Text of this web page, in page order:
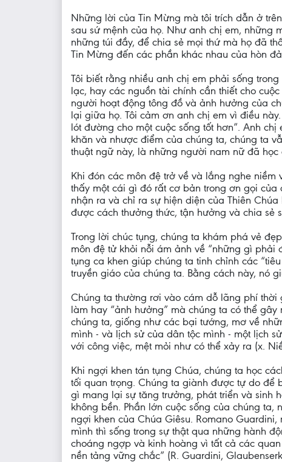
Những lời của Tin Mừng mà tôi trích dẫn ở
sau sứ mệnh của họ. Như anh chị em, những
những túi đầy, để chia sẻ mọi thứ mà họ đã
Tin Mừng đến các phần khác nhau của hòn
Tôi biết rằng nhiều anh chị em phải sống
lạc, hay các nguồn tài chính cần thiết cho
người hoạt động tông đồ và ảnh hưởng của
lại giữa họ. Tôi cảm ơn anh chị em vì điều
lót đường cho một cuộc sống tốt hơn”. Anh
khăn và nhược điểm của chúng ta, chúng ta
thuật ngữ này, là những người nam nữ đã
Khi đón các môn đệ trở về và lắng nghe
thấy một cái gì đó rất cơ bản trong ơn gọi
nhận ra và chỉ ra sự hiện diện của Thiên
được cách thưởng thức, tận hưởng và chia sẻ
Trong lời chúc tụng, chúng ta khám phá vẻ
môn đệ tử khỏi nỗi ám ảnh về “những gì phải
tụng ca khen giúp chúng ta tinh chỉnh các
truyền giáo của chúng ta. Bằng cách này, nó
Chúng ta thường rơi vào cám dỗ lãng phí thời
làm hay “ảnh hưởng” mà chúng ta có thể
chúng ta, giống như các bại tướng, mơ về
mình - và lịch sử của dân tộc mình - một lịch
với công việc, mệt mỏi như có thể xảy ra (x.
Khi ngợi khen tán tụng Chúa, chúng ta học
tối quan trọng. Chúng ta giành được tự do để
gì mang lại sự tăng trưởng, phát triển và sinh
không bền. Phần lớn cuộc sống của chúng
ngợi khen của Chúa Giêsu. Romano
mình thì sống trong sự thật qua những hành
choáng ngợp và kinh hoàng vì tất cả các
nền tảng vững chắc” (R. Guardini,